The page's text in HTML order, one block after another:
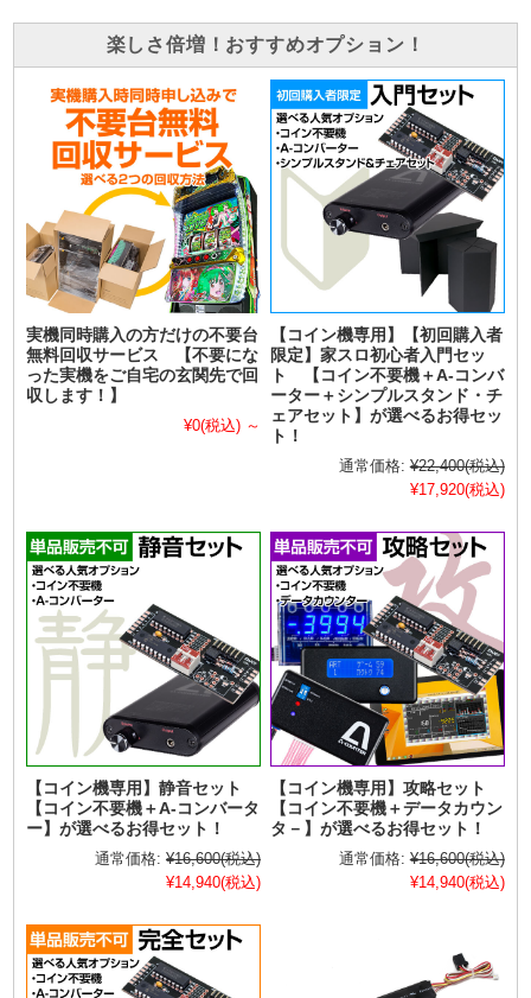
楽しさ倍増！おすすめオプション！
実機同時購入の方だけの不要台
無料回収サービス 【不要にな
った実機をご自宅の玄関先で回
収します！】
¥0(税込) ～
【コイン機専用】【初回購入者
限定】家スロ初心者入門セッ
ト 【コイン不要機＋A-コンバ
ーター＋シンプルスタンド・チ
ェアセット】が選べるお得セッ
ト！
通常価格: ¥22,400(税込)
¥17,920(税込)
【コイン機専用】静音セット
【コイン不要機＋A-コンバータ
ー】が選べるお得セット！
通常価格: ¥16,600(税込)
¥14,940(税込)
【コイン機専用】攻略セット
【コイン不要機＋データカウン
タ－】が選べるお得セット！
通常価格: ¥16,600(税込)
¥14,940(税込)